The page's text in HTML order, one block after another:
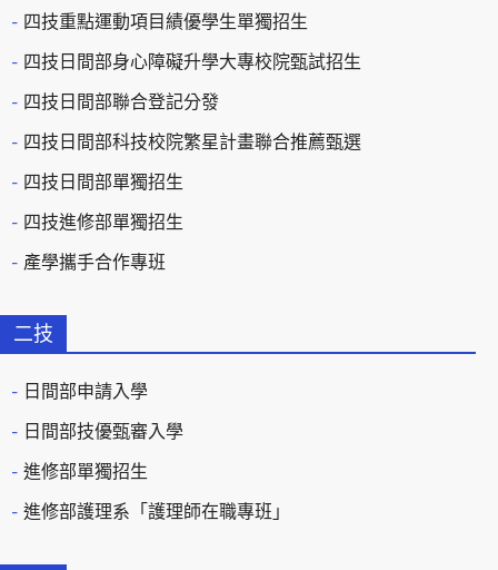
四技重點運動項目績優學生單獨招生
四技日間部身心障礙升學大專校院甄試招生
四技日間部聯合登記分發
四技日間部科技校院繁星計畫聯合推薦甄選
四技日間部單獨招生
四技進修部單獨招生
產學攜手合作專班
二技
日間部申請入學
日間部技優甄審入學
進修部單獨招生
進修部護理系「護理師在職專班」